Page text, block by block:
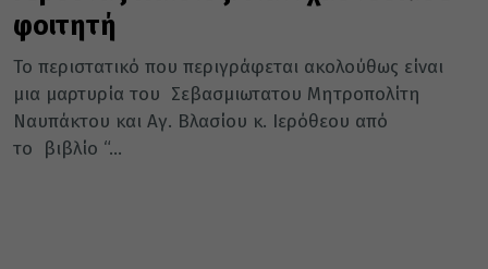
φοιτητή
Το περιστατικό που περιγράφεται ακολούθως είναι
μια μαρτυρία του Σεβασμιωτατου Μητροπολίτη
Ναυπάκτου και Αγ. Βλασίου κ. Ιερόθεου από
το βιβλίο “...